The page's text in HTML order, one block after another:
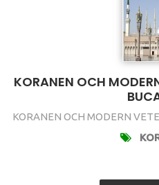
KORANEN OCH
KORANEN OCH MODERN